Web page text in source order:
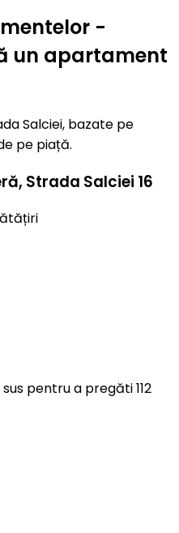
-
un apartament
Salciei, bazate pe
pe piață.
, Strada Salciei 16
pentru a pregăti 112